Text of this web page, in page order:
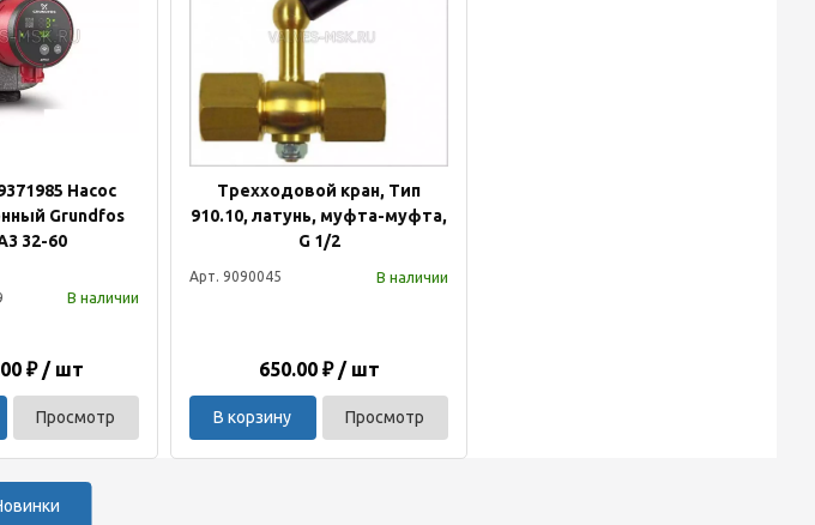
Насос
Grundfos
32-60
В наличии
₽ / шт
Просмотр
Трехходовой кран, Тип
910.10, латунь, муфта-муфта,
G 1/2
Арт. 9090045 В наличии
650.00 ₽ / шт
В корзину Просмотр